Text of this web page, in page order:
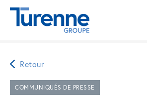
Retour
COMMUNIQUÉS DE PRESSE